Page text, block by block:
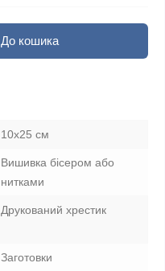
До кошика
10х25 см
Вишивка бісером або
нитками
Друкований хрестик
Заготовки